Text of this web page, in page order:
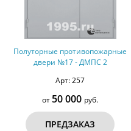
Полуторные противопожарные
двери №17 - ДМПС 2
Арт: 257
от 50 000 руб.
ПРЕДЗАКАЗ